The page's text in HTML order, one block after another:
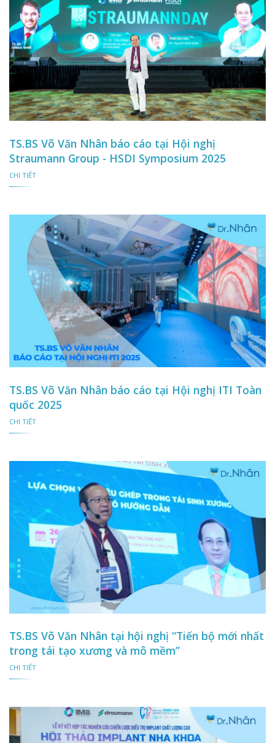
TS.BS Võ Văn Nhân báo cáo tại Hội nghị
Straumann Group - HSDI Symposium 2025
CHI TIẾT
TS.BS Võ Văn Nhân báo cáo tại Hội nghị ITI Toàn
quốc 2025
CHI TIẾT
TS.BS Võ Văn Nhân tại hội nghị “Tiến bộ mới nhất
trong tái tạo xương và mô mềm”
CHI TIẾT